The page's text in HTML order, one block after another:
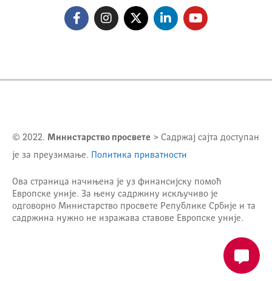
© 2022. Министарство просвете > Садржај сајта доступан
је за преузимање.
Политика приватности
Ова страница начињена је уз финансијску помоћ
Европске уније. За њену садржину искључиво је
одговорно Министарство просвете Републике Србије и та
садржина нужно не изражава ставове Европске уније.